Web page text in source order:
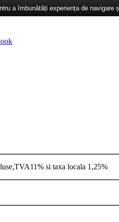
si taxa locala 1,25%
a îmbunătăți experiența de navigare